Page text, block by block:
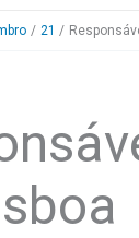
21